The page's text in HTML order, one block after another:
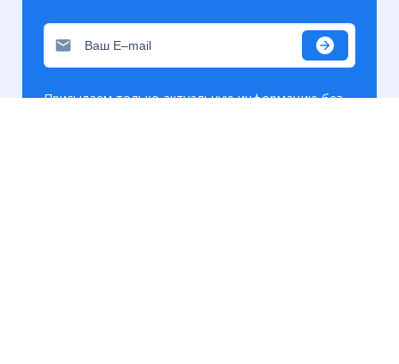
Присылаем только актуальную информацию без